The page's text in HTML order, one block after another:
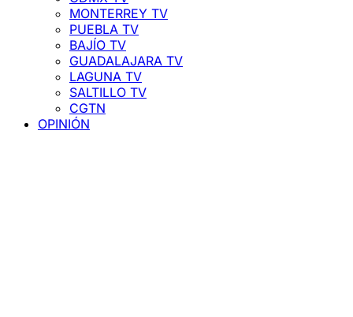
MONTERREY TV
PUEBLA TV
BAJÍO TV
GUADALAJARA TV
LAGUNA TV
SALTILLO TV
CGTN
OPINIÓN